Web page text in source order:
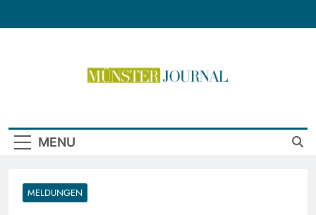
MENU
MELDUNGEN